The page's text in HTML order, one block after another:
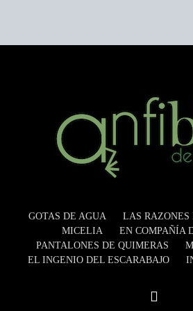
GOTAS DE AGUA
LAS RAZONES
MICELIA
EN COMPAÑÍA
PANTALONES DE QUIMERAS
EL INGENIO DEL ESCARABAJO